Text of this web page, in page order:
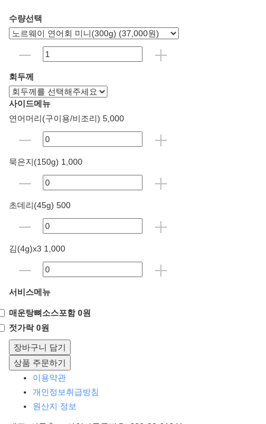
수량선택
회두께
사이드메뉴
연어머리(구이용/비조리) 5,000
묵은지(150g) 1,000
초데리(45g) 500
김(4g)x3 1,000
서비스메뉴
매운탕뼈소스포함 0원
젓가락 0원
장바구니 담기
상품 주문하기
이용약관
개인정보취급방침
원산지 정보